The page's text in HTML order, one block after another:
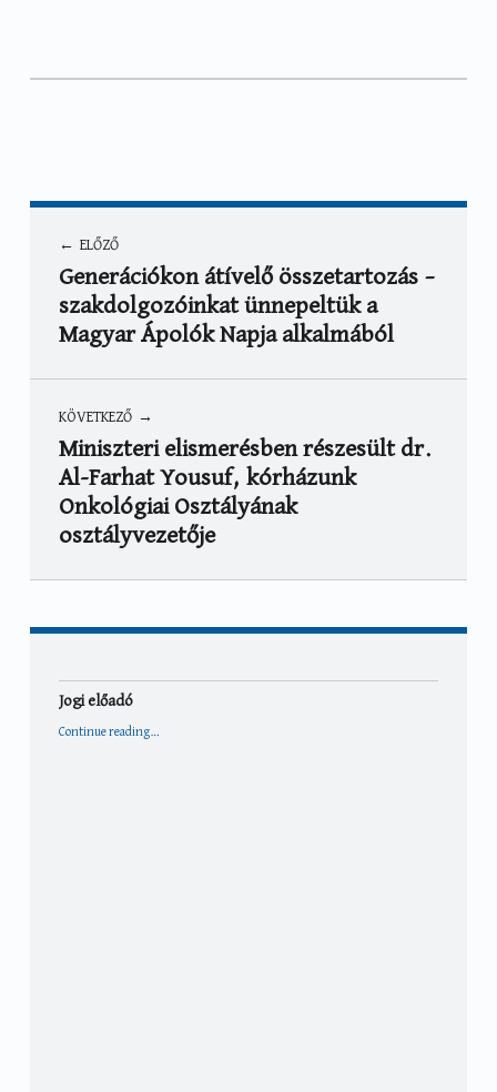
Bejegyzés navigáció
ELŐZŐ
Generációkon átívelő összetartozás –
szakdolgozóinkat ünnepeltük a
Magyar Ápolók Napja alkalmából
KÖVETKEZŐ
Miniszteri elismerésben részesült dr.
Al-Farhat Yousuf, kórházunk
Onkológiai Osztályának
osztályvezetője
Jogi előadó
Continue reading…